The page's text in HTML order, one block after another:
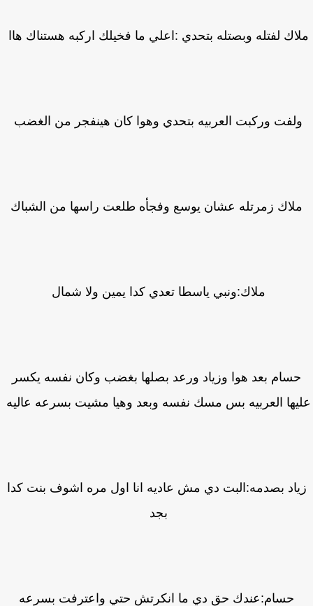
لفتله وبصتله بتحدي :اعلي ما فخيلك اركبه هستناك هاا
وركبت العربيه بتحدي وهوا كان هينفجر من الغضب
زمرتله عشان يوسع وفجأه طلعت راسها من الشباك
ملاك:ونبي ياسطا تعدي كدا يمين ولا شمال
حسام بعد هوا وزياد ورعد بصلها بغضب وكان نفسه يكسر
العربيه بس مسك نفسه وبعد وهيا مشيت بسرعه عاليه
بصدمه:البت دي مش عاديه انا اول مره اشوف بنت كدا
بجد
حسام:عندك حق دي ما انكرتش حتي واعترفت بسرعه